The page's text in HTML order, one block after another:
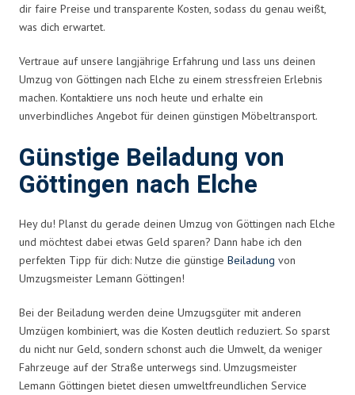
dir faire Preise und transparente Kosten, sodass du genau weißt,
was dich erwartet.
Vertraue auf unsere langjährige Erfahrung und lass uns deinen
Umzug von Göttingen nach Elche zu einem stressfreien Erlebnis
machen. Kontaktiere uns noch heute und erhalte ein
unverbindliches Angebot für deinen günstigen Möbeltransport.
Günstige Beiladung von
Göttingen nach Elche
Hey du! Planst du gerade deinen Umzug von Göttingen nach Elche
und möchtest dabei etwas Geld sparen? Dann habe ich den
perfekten Tipp für dich: Nutze die günstige Beiladung von
Umzugsmeister Lemann Göttingen!
Bei der Beiladung werden deine Umzugsgüter mit anderen
Umzügen kombiniert, was die Kosten deutlich reduziert. So sparst
du nicht nur Geld, sondern schonst auch die Umwelt, da weniger
Fahrzeuge auf der Straße unterwegs sind. Umzugsmeister
Lemann Göttingen bietet diesen umweltfreundlichen Service